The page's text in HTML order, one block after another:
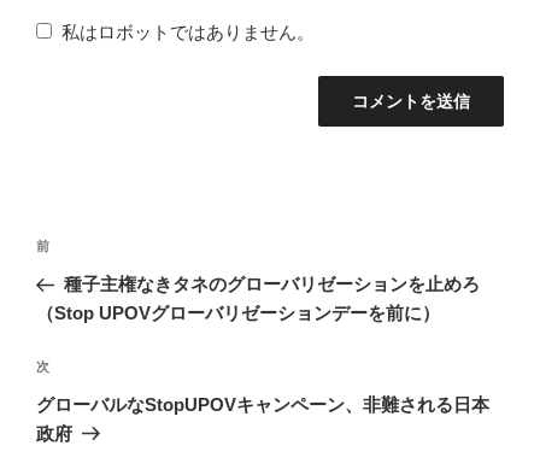
私はロボットではありません。
投
稿
ナ
ゲ
ー
前
の
投
前
種子主権なきタネのグローバリゼーションを止めろ
（Stop UPOVグローバリゼーションデーを前に）
次
の
投
次
グローバルなStopUPOVキャンペーン、非難される日本
政府